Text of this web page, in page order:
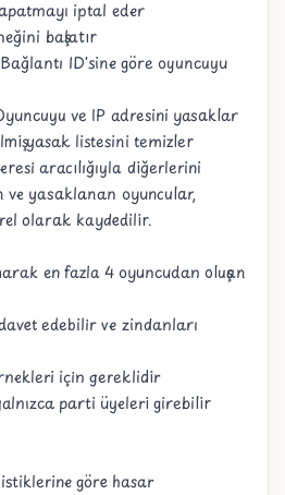
iptal eder
başlatır
ID'sine göre oyuncuyu
ve IP adresini yasaklar
yasak listesini temizler
aracılığıyla diğerlerini
yasaklanan oyuncular,
olarak kaydedilir.
en fazla 4 oyuncudan oluşan
edebilir ve zindanları
için gereklidir
parti üyeleri girebilir
göre hasar